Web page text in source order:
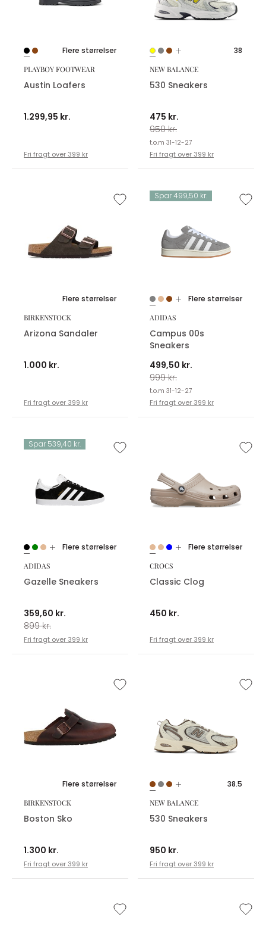
Flere størrelser
PLAYBOY FOOTWEAR
Austin Loafers
1.299,95 kr.
Fri fragt over 399 kr
38
NEW BALANCE
530 Sneakers
475 kr.
950 kr.
t.o.m 31-12-27
Fri fragt over 399 kr
Flere størrelser
BIRKENSTOCK
Arizona Sandaler
1.000 kr.
Fri fragt over 399 kr
Spar 499,50 kr.
Flere størrelser
ADIDAS
Campus 00s
Sneakers
499,50 kr.
999 kr.
t.o.m 31-12-27
Fri fragt over 399 kr
Spar 539,40 kr.
Flere størrelser
ADIDAS
Gazelle Sneakers
359,60 kr.
899 kr.
Fri fragt over 399 kr
Flere størrelser
CROCS
Classic Clog
450 kr.
Fri fragt over 399 kr
Flere størrelser
BIRKENSTOCK
Boston Sko
1.300 kr.
Fri fragt over 399 kr
38.5
NEW BALANCE
530 Sneakers
950 kr.
Fri fragt over 399 kr